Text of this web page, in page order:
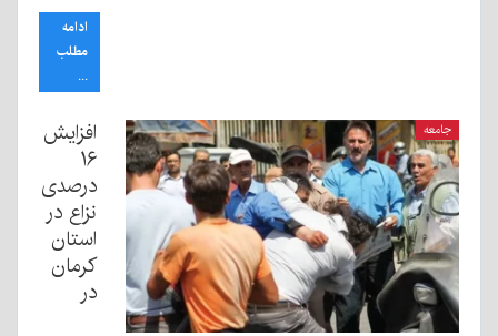
ادامه
مطلب
...
جامعه
افزایش
۱۶
درصدی
نزاع در
استان
کرمان
در